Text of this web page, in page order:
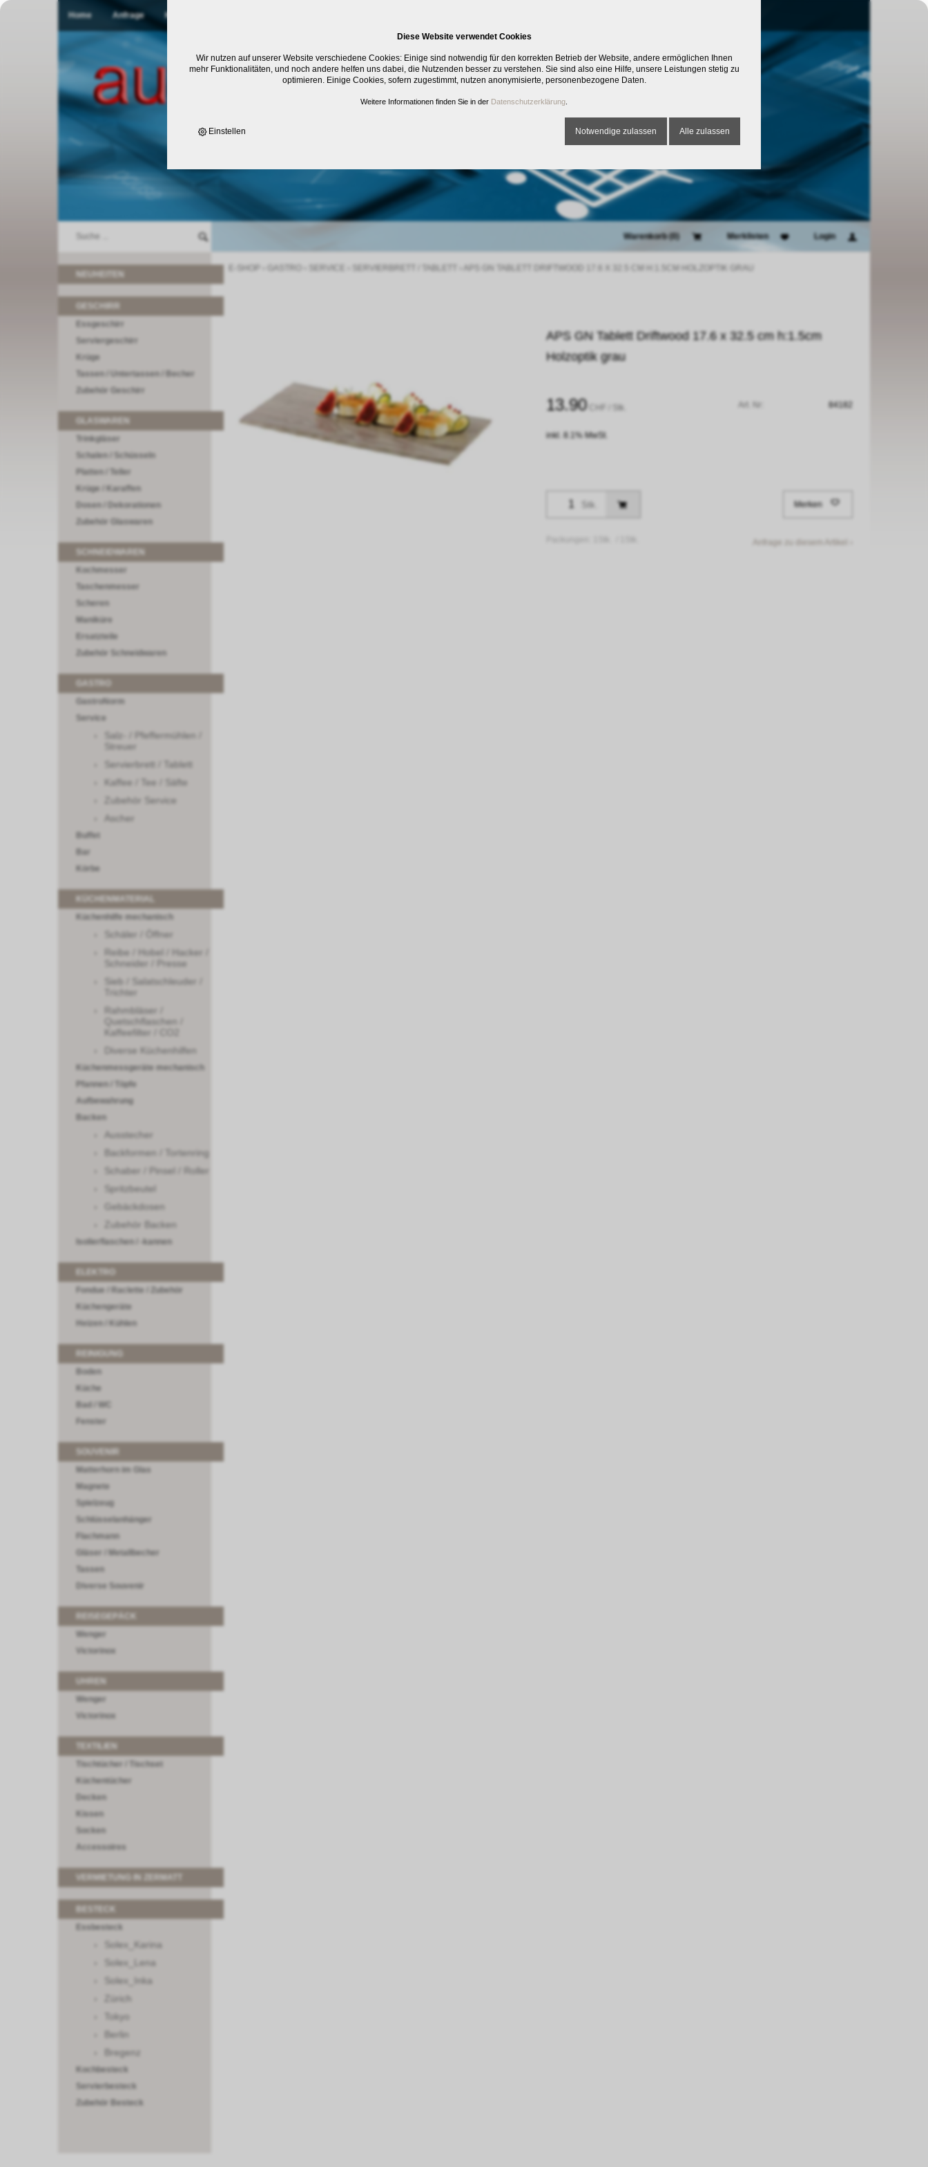
Home Anfrage Kontakt
Warenkorb (0 Merklisten Login
Essgeschirr
Serviergeschirr
Krüge
Tassen / Untertassen / Becher
Zubehör Geschirr
Trinkgläser
Schalen / Schüsseln
Platten / Teller
Krüge / Karaffen
Dosen / Dekorationen
Zubehör Glaswaren
Kochmesser
Taschenmesser
Scheren
Maniküre
Ersatzteile
Zubehör Schneidwaren
GastroNorm
Service
Salz- / Pfeffermühlen /
Streuer
Servierbrett / Tablett
Kaffee / Tee / Säfte
Zubehör Service
Ascher
Buffet
Bar
Körbe
KÜCHENMATERIAL
Küchenhilfe mechanisch
Schäler / Öffner
Reibe / Hobel / Hacker /
Schneider / Presse
Sieb / Salatschleuder /
Trichter
Rahmbläser /
Quetschflaschen /
Kaffeefilter / CO2
Diverse Küchenhilfen
Küchenmessgeräte mechanisch
Pfannen / Töpfe
Aufbewahrung
Backen
Ausstecher
Backformen / Tortenring
Schaber / Pinsel / Roller
Spritzbeutel
Gebäckdosen
Zubehör Backen
Isolierflaschen / -kannen
Fondue / Raclette / Zubehör
Küchengeräte
Heizen / Kühlen
REINIGUNG
Boden
Küche
Bad / WC
Fenster
Matterhorn im Glas
Magnete
Spielzeug
Schlüsselanhänger
Flachmann
Gläser / Metallbecher
Tassen
Diverse Souvenir
REISEGEPÄCK
Wenger
Victorinox
Wenger
Victorinox
Tischtücher / Tischset
Küchentücher
Decken
Kissen
Socken
Accessoires
VERMIETUNG IN ZERMATT
Essbesteck
Solex_Karina
Solex_Lena
Solex_Inka
Zürich
Tokyo
Berlin
Bregenz
Kochbesteck
Servierbesteck
Zubehör Besteck
APS GN Tablett Driftwood 17.6 x 32.5 cm h:1.5cm
Holzoptik grau
13.90 / Stk.
inkl. 8.1% MwSt.
84182
Stk. Merken
Anfrage zu diesem Artikel ›
Diese Website verwendet Cookies
Wir nutzen auf unserer Website verschiedene Cookies: Einige sind notwendig für den korrekten Betrieb der Website, andere ermöglichen Ihnen
mehr Funktionalitäten, und noch andere helfen uns dabei, die Nutzenden besser zu verstehen. Sie sind also eine Hilfe, unsere Leistungen stetig zu
optimieren. Einige Cookies, sofern zugestimmt, nutzen anonymisierte, personenbezogene Daten.
Weitere Informationen finden Sie in der Datenschutzerklärung
Einstellen Notwendige zulassen Alle zulassen